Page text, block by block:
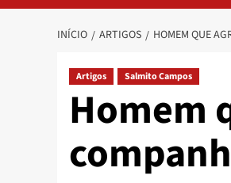
INÍCIO ARTIGOS HOMEM QUE
Artigos Salmito Campos
Homem